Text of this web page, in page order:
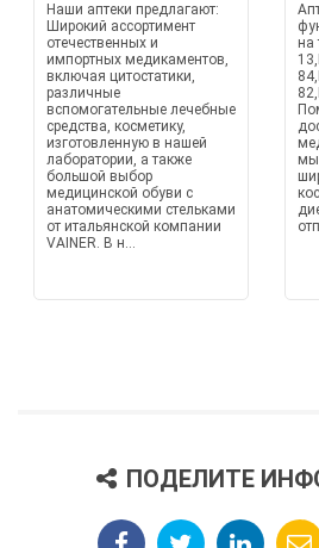
Наши аптеки предлагают:
Широкий ассортимент
отечественных и
импортных медикаментов,
включая цитостатики,
различные
вспомогательные лечебные
средства, косметику,
изготовленную в нашей
лаборатории, а также
большой выбор
медицинской обуви с
анатомическими стельками
от итальянской компании
VAINER. В н...
на
мы
ПОДЕЛИТЕ